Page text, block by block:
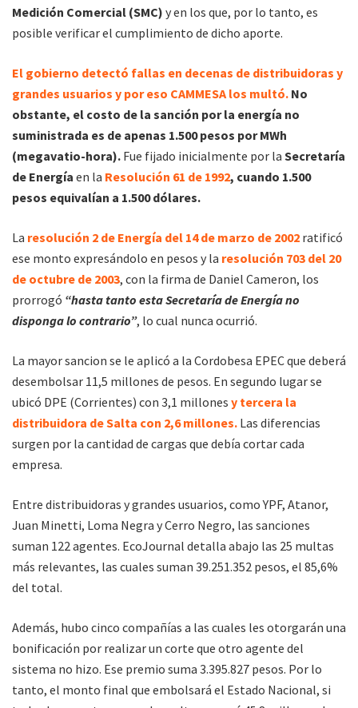
Medición Comercial (SMC) y en los que, por lo tanto, es
posible verificar el cumplimiento de dicho aporte.
El gobierno detectó fallas en decenas de distribuidoras y
grandes usuarios y por eso CAMMESA los multó. No
obstante, el costo de la sanción por la energía no
suministrada es de apenas 1.500 pesos por MWh
(megavatio-hora). Fue fijado inicialmente por la Secretaría
de Energía en la Resolución 61 de 1992, cuando 1.500
pesos equivalían a 1.500 dólares.
La resolución 2 de Energía del 14 de marzo de 2002 ratificó
ese monto expresándolo en pesos y la resolución 703 del 20
de octubre de 2003, con la firma de Daniel Cameron, los
prorrogó “hasta tanto esta Secretaría de Energía no
disponga lo contrario”, lo cual nunca ocurrió.
La mayor sancion se le aplicó a la Cordobesa EPEC que deberá
desembolsar 11,5 millones de pesos. En segundo lugar se
ubicó DPE (Corrientes) con 3,1 millones y tercera la
distribuidora de Salta con 2,6 millones. Las diferencias
surgen por la cantidad de cargas que debía cortar cada
empresa.
Entre distribuidoras y grandes usuarios, como YPF, Atanor,
Juan Minetti, Loma Negra y Cerro Negro, las sanciones
suman 122 agentes. EcoJournal detalla abajo las 25 multas
más relevantes, las cuales suman 39.251.352 pesos, el 85,6%
del total.
Además, hubo cinco compañías a las cuales les otorgarán una
bonificación por realizar un corte que otro agente del
sistema no hizo. Ese premio suma 3.395.827 pesos. Por lo
tanto, el monto final que embolsará el Estado Nacional, si